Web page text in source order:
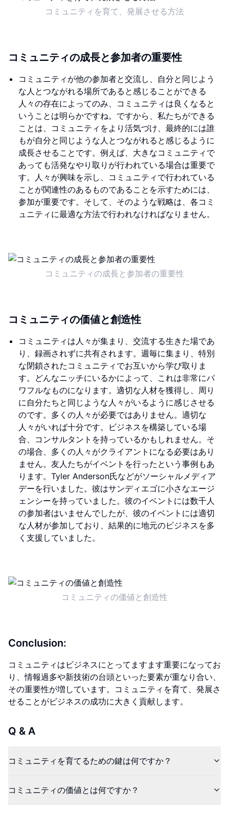
コミュニティを育て、発展させる方法
コミュニティの成長と参加者の重要性
コミュニティが他の参加者と交流し、自分と同じよう
な人とつながれる場所であると感じることができる
人々の存在によってのみ、コミュニティは良くなると
いうことは明らかですね。ですから、私たちができる
ことは、コミュニティをより活気づけ、最終的には誰
もが自分と同じような人とつながれると感じるように
成長させることです。例えば、大きなコミュニティで
あっても活発なやり取りが行われている場合は重要で
す。人々が興味を示し、コミュニティで行われている
ことが関連性のあるものであることを示すためには、
参加が重要です。そして、そのような戦略は、各コミ
ュニティに最適な方法で行われなければなりません。
コミュニティの成長と参加者の重要性
コミュニティの価値と創造性
コミュニティは人々が集まり、交流する生きた場であ
り、録画されずに共有されます。週毎に集まり、特別
な閉鎖されたコミュニティでお互いから学び取りま
す。どんなニッチにいるかによって、これは非常にパ
ワフルなものになります。適切な人材を獲得し、周り
に自分たちと同じような人々がいるように感じさせる
のです。多くの人々が必要ではありません。適切な
人々がいれば十分です。ビジネスを構築している場
合、コンサルタントを持っているかもしれません。そ
の場合、多くの人々がクライアントになる必要はあり
ません。友人たちがイベントを行ったという事例もあ
ります。Tyler Anderson氏などがソーシャルメディア
デーを行いました。彼はサンディエゴに小さなエージ
ェンシーを持っていました。彼のイベントには数千人
の参加者はいませんでしたが、彼のイベントには適切
な人材が参加しており、結果的に地元のビジネスを多
く支援していました。
コミュニティの価値と創造性
Conclusion:
コミュニティはビジネスにとってますます重要になってお
り、情報過多や新技術の台頭といった要素が重なり合い、
その重要性が増しています。コミュニティを育て、発展さ
せることがビジネスの成功に大きく貢献します。
Q & A
コミュニティを育てるための鍵は何ですか？
コミュニティの価値とは何ですか？